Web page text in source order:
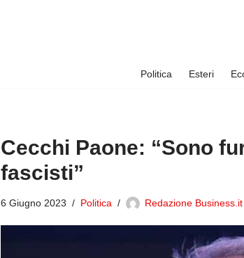
Politica Esteri
Cecchi Paone: “Sono
fascisti”
6 Giugno 2023 Politica Redazione Business.it